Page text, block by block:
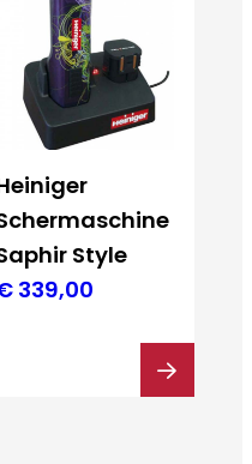
Style
339,00